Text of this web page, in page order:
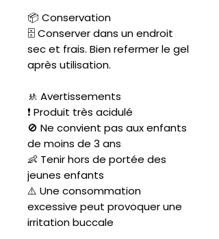
📦 Conservation
🗄️ Conserver dans un endroit
sec et frais. Bien refermer le gel
après utilisation.
🚸 Avertissements
❗ Produit très acidulé
🚫 Ne convient pas aux enfants
de moins de 3 ans
👶 Tenir hors de portée des
jeunes enfants
⚠️ Une consommation
excessive peut provoquer une
irritation buccale